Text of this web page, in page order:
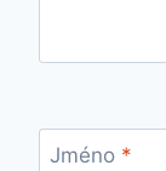
Jméno *